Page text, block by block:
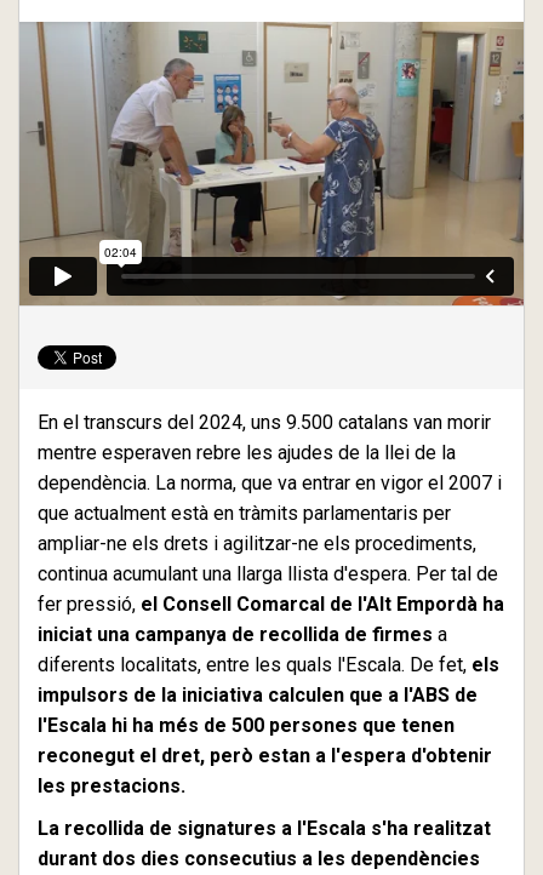
En el transcurs del 2024, uns 9.500 catalans van morir
mentre esperaven rebre les ajudes de la llei de la
dependència. La norma, que va entrar en vigor el 2007 i
que actualment està en tràmits parlamentaris per
ampliar-ne els drets i agilitzar-ne els procediments,
continua acumulant una llarga llista d'espera. Per tal de
fer pressió, el Consell Comarcal de l'Alt Empordà ha
iniciat una campanya de recollida de firmes a
diferents localitats, entre les quals l'Escala. De fet, els
impulsors de la iniciativa calculen que a l'ABS de
l'Escala hi ha més de 500 persones que tenen
reconegut el dret, però estan a l'espera d'obtenir
les prestacions.
La recollida de signatures a l'Escala s'ha realitzat
durant dos dies consecutius a les dependències